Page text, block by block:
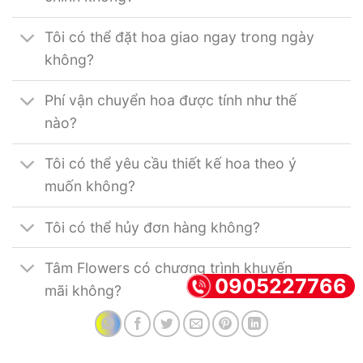
Tôi có thể đặt hoa giao ngay trong ngày
không?
Phí vận chuyển hoa được tính như thế
nào?
Tôi có thể yêu cầu thiết kế hoa theo ý
muốn không?
Tôi có thể hủy đơn hàng không?
Tâm Flowers có chương trình khuyến
mãi không?
0905227766